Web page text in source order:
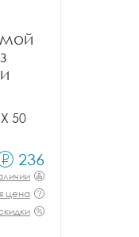
50
236
цена